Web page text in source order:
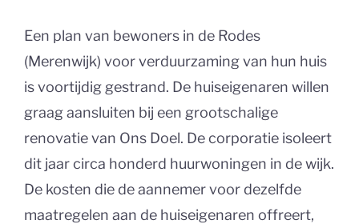
Een plan van bewoners in de Rodes
(Merenwijk) voor verduurzaming van hun huis
is voortijdig gestrand. De huiseigenaren willen
graag aansluiten bij een grootschalige
renovatie van Ons Doel. De corporatie isoleert
dit jaar circa honderd huurwoningen in de wijk.
De kosten die de aannemer voor dezelfde
maatregelen aan de huiseigenaren offreert,